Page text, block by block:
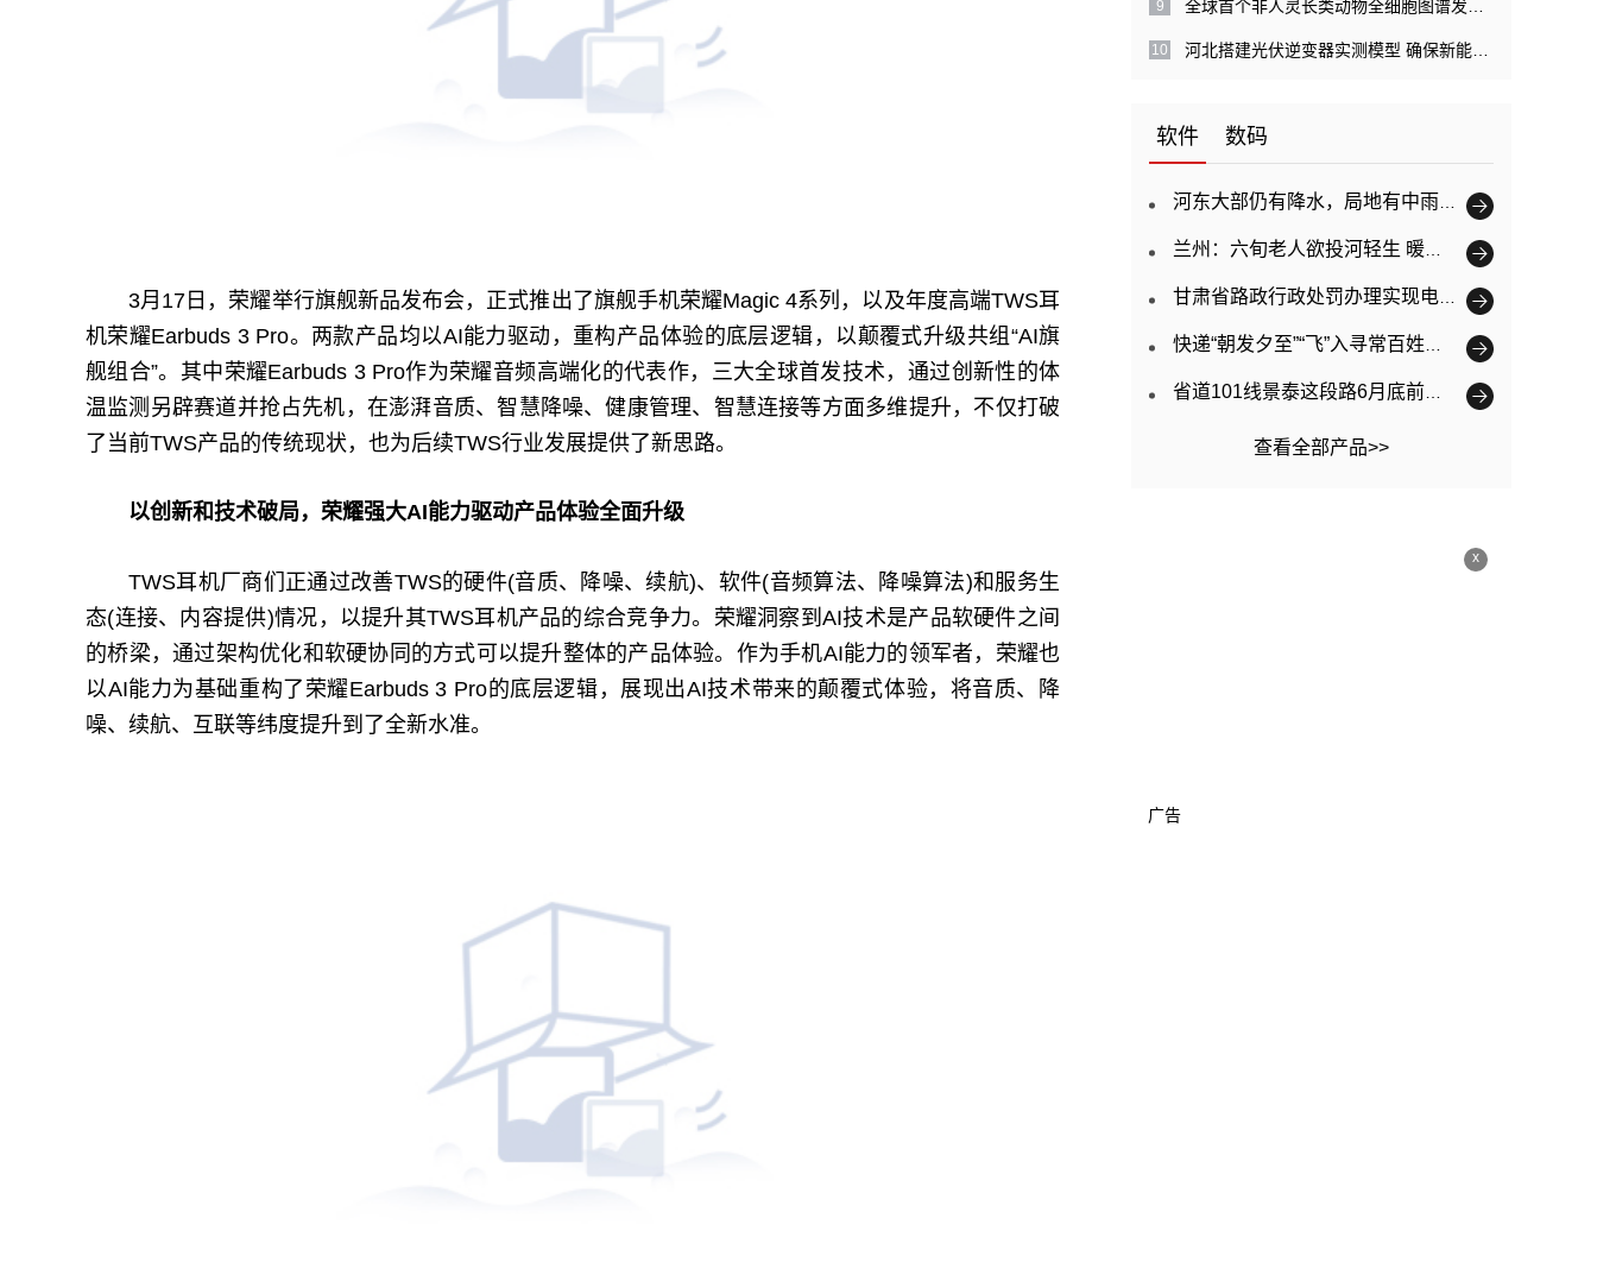
3月17日，荣耀举行旗舰新品发布会，正式推出了旗舰手机荣耀Magic 4系列，以及年度高端TWS耳
机荣耀Earbuds 3 Pro。两款产品均以AI能力驱动，重构产品体验的底层逻辑，以颠覆式升级共组“AI旗
舰组合”。其中荣耀Earbuds 3 Pro作为荣耀音频高端化的代表作，三大全球首发技术，通过创新性的体
温监测另辟赛道并抢占先机，在澎湃音质、智慧降噪、健康管理、智慧连接等方面多维提升，不仅打破
了当前TWS产品的传统现状，也为后续TWS行业发展提供了新思路。
以创新和技术破局，荣耀强大AI能力驱动产品体验全面升级
TWS耳机厂商们正通过改善TWS的硬件(音质、降噪、续航)、软件(音频算法、降噪算法)和服务生
态(连接、内容提供)情况，以提升其TWS耳机产品的综合竞争力。荣耀洞察到AI技术是产品软硬件之间
的桥梁，通过架构优化和软硬协同的方式可以提升整体的产品体验。作为手机AI能力的领军者，荣耀也
以AI能力为基础重构了荣耀Earbuds 3 Pro的底层逻辑，展现出AI技术带来的颠覆式体验，将音质、降
噪、续航、互联等纬度提升到了全新水准。
软件 数码
河东大部仍有降水，局地有中雨（雪） 今明两天 甘肃各地气温明显下降
兰州：六旬老人欲投河轻生 暖心的哥温言劝慰化解危机
甘肃省路政行政处罚办理实现电子化
快递“朝发夕至”“飞”入寻常百姓家 兰州快递服务体系日臻完善
省道101线景泰这段路6月底前半幅路面封闭施工
查看全部产品>>
x
广告